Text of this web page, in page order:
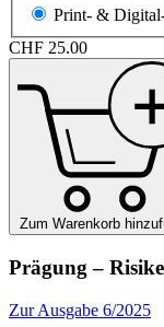
Print- &
CHF 25.00
Zum Warenkorb
Prägung –
Zur Ausgabe 6/2025